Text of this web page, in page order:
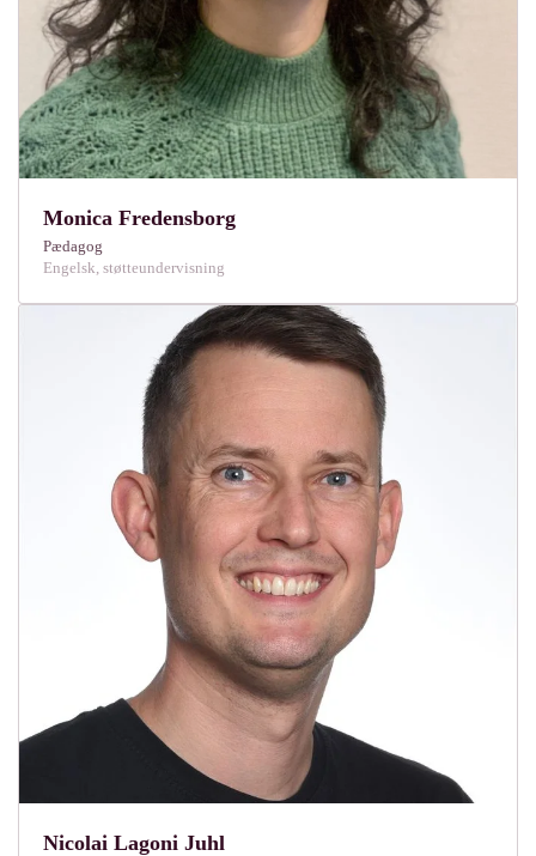
Monica Fredensborg
Pædagog
Engelsk, støtteundervisning
Nicolai Lagoni Juhl